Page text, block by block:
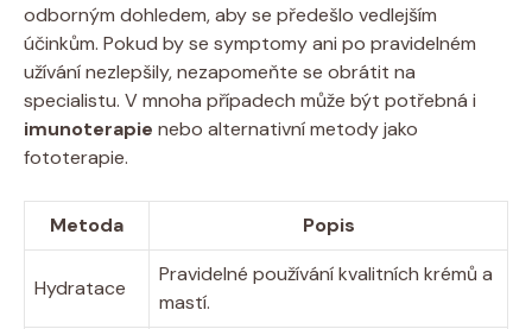
odborným dohledem, aby ⁢se předešlo​ vedlejším‍
účinkům. Pokud by se symptomy ani‍ po pravidelném
užívání nezlepšily, nezapomeňte ⁢se obrátit na
specialistu.⁢ V⁤ mnoha‌ případech⁣ může⁣ být⁤ potřebná i ⁤
imunoterapie nebo‍ alternativní⁢ metody⁣ jako‌
fototerapie.
Metoda Popis
Hydratace
Pravidelné ⁣používání kvalitních ‍krémů a
mastí.